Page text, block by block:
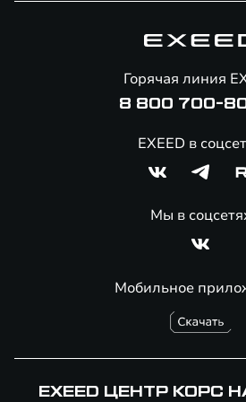
Помощь на дорогах
Мобильное
Горячая линия
8 800 700-
EXEED в
Мы в
EXEED ЦЕНТР КОРС